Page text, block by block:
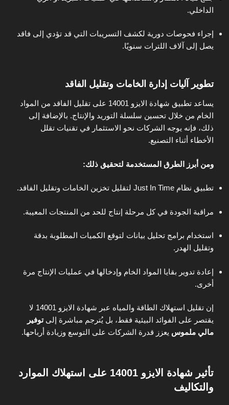
الداخلي.
إجراء فحوصات دورية لكشف التسريبات التي قد تؤدي إلى فاقد
يصل إلى آلاف اللترات سنويًا.
تطوير آليات إدارة الخامات وتقليل الفاقد
يساعد تطبيق شهادة الايزو 14001 على تقليل الفاقد من المواد
الخام من خلال تحسين سلسلة التوريد والإنتاج. بالإضافة إلى
ذلك، فإنه يوجه الشركات نحو الاستثمار في تقنيات تقلل
الأخطاء أثناء التصنيع.
ومن أبرز الطرق المستخدمة لتحقيق ذلك:
تطبيق نظام Just In Time لتقليل تخزين الخامات وتقليل الفاقد.
مراقبة الجودة في كل مرحلة إنتاج للحد من المنتجات المعيبة.
استخدام برامج تحليل بيانات لتوقع الكميات المطلوبة بدقة
وتقليل الهدر.
إعادة تدوير بقايا المواد الخام وإدخالها في عمليات الإنتاج مرة
أخرى.
إن تقليل استهلاك الطاقة والمياه عبر شهادة الايزو 14001 لا
يقتصر على الفوائد البيئية فقط، بل يُترجم مباشرة إلىتوفير
مالي ملموس يعزز قدرة الشركات على التوسع وزيادة أرباحها.
تأثير شهادة الايزو 14001 على استهلاك الموارد
والتكاليف